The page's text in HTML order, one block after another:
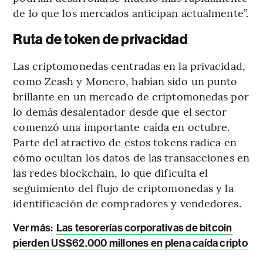
de lo que los mercados anticipan actualmente”.
Ruta de token de privacidad
Las criptomonedas centradas en la privacidad,
como Zcash y Monero, habían sido un punto
brillante en un mercado de criptomonedas por
lo demás desalentador desde que el sector
comenzó una importante caída en octubre.
Parte del atractivo de estos tokens radica en
cómo ocultan los datos de las transacciones en
las redes blockchain, lo que dificulta el
seguimiento del flujo de criptomonedas y la
identificación de compradores y vendedores.
Ver más: Las tesorerías corporativas de bitcoin
pierden US$62.000 millones en plena caída cripto